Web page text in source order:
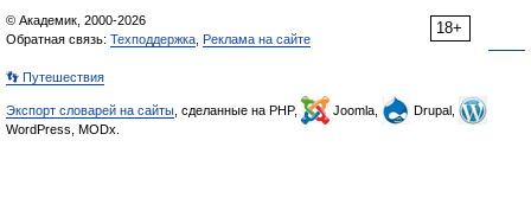
18+
© Академик, 2000-2026
Обратная связь: Техподдержка Реклама на сайте
👣 Путешествия
Экспорт словарей на сайты , сделанные на PHP, Joomla,
Drupal,
WordPress, MODx.